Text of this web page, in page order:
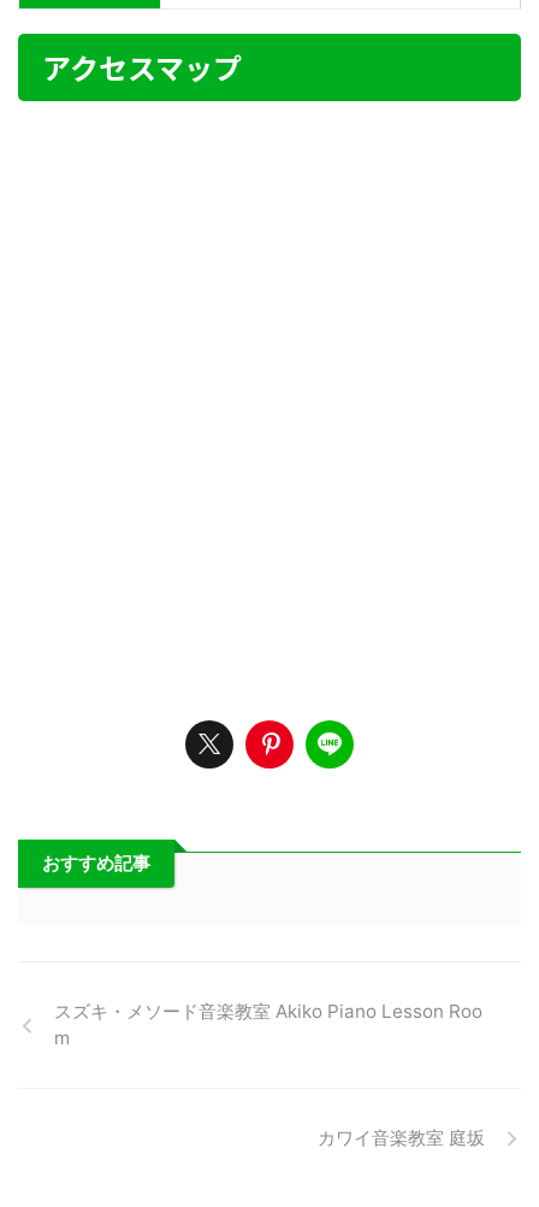
アクセスマップ
おすすめ記事
スズキ・メソード音楽教室 Akiko Piano Lesson Roo
m
カワイ音楽教室 庭坂